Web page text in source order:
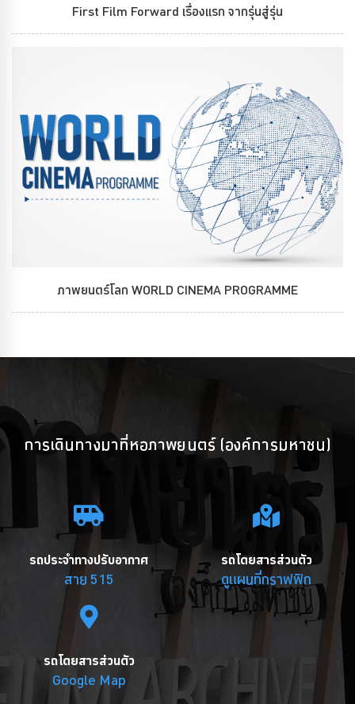
First Film Forward เรื่องแรก จากรุ่นสู่รุ่น
ภาพยนตร์โลก WORLD CINEMA PROGRAMME
การเดินทางมาที่หอภาพยนตร์ (องค์การมหาชน)
รถประจำทางปรับอากาศ
สาย 515
รถโดยสารส่วนตัว
ดูแผนที่กราฟฟิก
รถโดยสารส่วนตัว
Google Map